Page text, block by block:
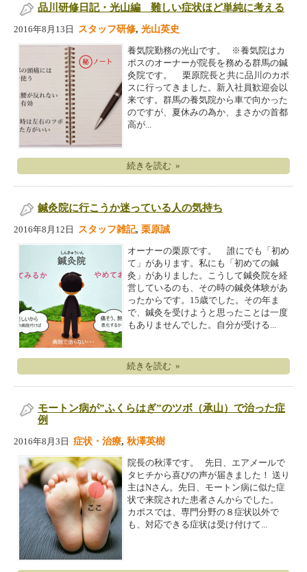
品川研修日記・光山編 難しい症状ほど単純に考える
2016年8月13日 スタッフ研修, 光山英史
養気院勤務の光山です。 ※養気院はカ
ポスのオーナーが院長を務める群馬の鍼
灸院です。 栗原院長と共に品川のカポ
スに行ってきました。新入社員歓迎会以
来です。群馬の養気院から車で向かった
のですが、夏休みの為か、まさかの首都
高が...
続きを読む »
鍼灸院に行こうか迷っている人の気持ち
2016年8月12日 スタッフ雑記, 栗原誠
オーナーの栗原です。 誰にでも「初め
て」があります。私にも「初めての鍼
灸」がありました。こうして鍼灸院を経
営しているのも、その時の鍼灸体験があ
ったからです。15歳でした。その年ま
で、鍼灸を受けようと思ったことは一度
もありませんでした。自分が受ける...
続きを読む »
モートン病が”ふくらはぎ”のツボ（承山）で治った症
例
2016年8月3日 症状・治療, 秋澤英樹
院長の秋澤です。 先日、エアメールで
タヒチから喜びの声が届きました！ 送り
主はNさん。先日、モートン病に似た症
状で来院された患者さんからでした。
カポスでは、専門分野の８症状以外で
も、対応できる症状は受け付けて...